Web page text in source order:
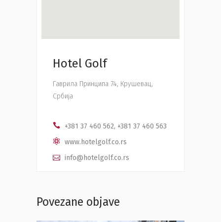
Hotel Golf
Гаврила Принципа 74, Крушевац,
Србија
+381 37 460 562, +381 37 460 563
www.hotelgolf.co.rs
info@hotelgolf.co.rs
Povezane objave